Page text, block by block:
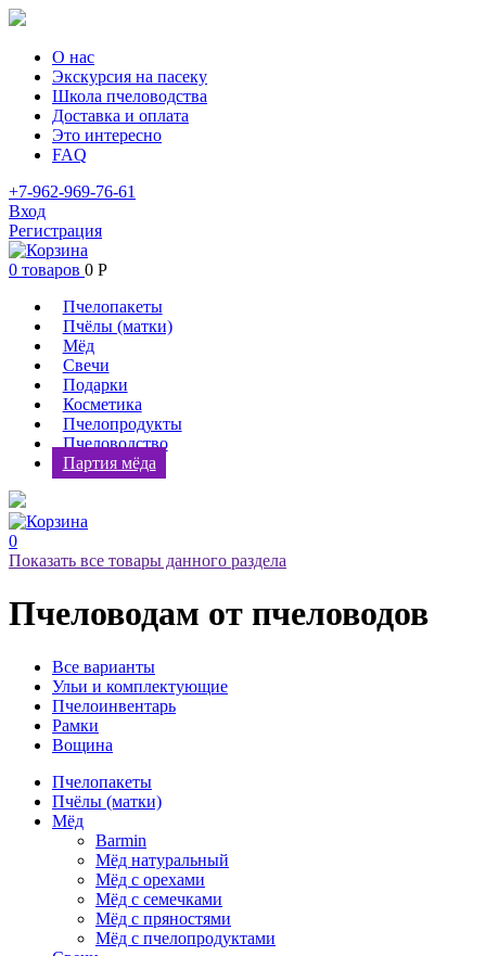
О нас
Экскурсия на пасеку
Школа пчеловодства
Доставка и оплата
Это интересно
FAQ
+7-962-969-76-61
Вход
Регистрация
0 товаров 0 Р
Пчелопакеты
Пчёлы (матки)
Мёд
Свечи
Подарки
Косметика
Пчелопродукты
Пчеловодство
Партия мёда
0
Показать все товары данного раздела
Пчеловодам от пчеловодов
Все варианты
Ульи и комплектующие
Пчелоинвентарь
Рамки
Вощина
Пчелопакеты
Пчёлы (матки)
Мёд
Barmin
Мёд натуральный
Мёд с орехами
Мёд с семечками
Мёд с пряностями
Мёд с пчелопродуктами